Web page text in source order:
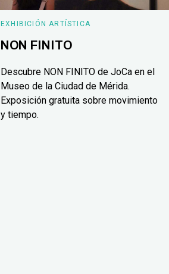
EXHIBICIÓN ARTÍSTICA
NON FINITO
Descubre NON FINITO de JoCa en el
Museo de la Ciudad de Mérida.
Exposición gratuita sobre movimiento
y tiempo.